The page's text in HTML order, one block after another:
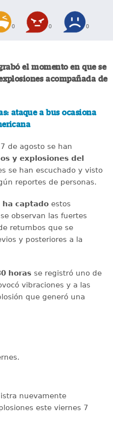
0 0 0
el momento en que se
acompañada de
ataque a bus ocasiona
de agosto se han
y explosiones del
se han escuchado y visto
reportes de personas.
captadoestos
observan las fuertes
retumbos que se
y posteriores a la
horasse registró uno de
vibraciones y a las
que generó una
nuevamente
este viernes 7